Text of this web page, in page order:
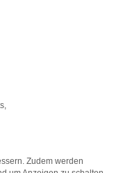
anderen
Zudem werden